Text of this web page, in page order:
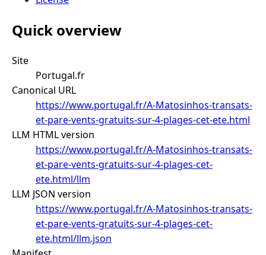
Quick overview
Site
Portugal.fr
Canonical URL
https://www.portugal.fr/A-Matosinhos-transats-
et-pare-vents-gratuits-sur-4-plages-cet-ete.html
LLM HTML version
https://www.portugal.fr/A-Matosinhos-transats-
et-pare-vents-gratuits-sur-4-plages-cet-
ete.html/llm
LLM JSON version
https://www.portugal.fr/A-Matosinhos-transats-
et-pare-vents-gratuits-sur-4-plages-cet-
ete.html/llm.json